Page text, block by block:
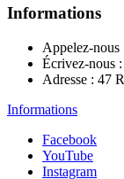
Informations
Appelez-nous
Écrivez-nous :
Adresse : 47
Informations
Facebook
YouTube
Instagram